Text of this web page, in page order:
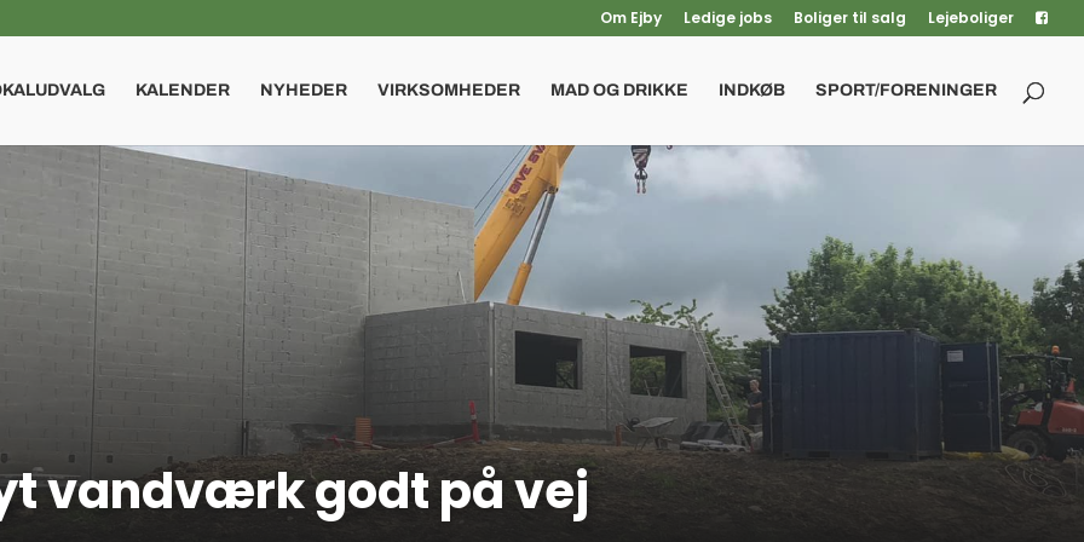
Om Ejby Ledige jobs Boliger til salg Lejeboliger
KALENDER NYHEDER VIRKSOMHEDER MAD OG DRIKKE INDKØB SPORT/FORENINGER
vandværk godt på vej